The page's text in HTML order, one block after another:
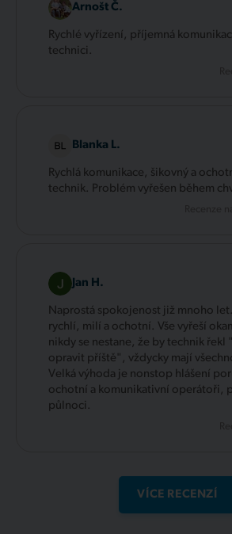
Arnošt Č.
Rychlé vyřízení, příjemná
technici.
Blanka L.
Rychlá komunikace, šikovný a
technik. Problém vyřešen během
Jan H.
Naprostá spokojenost již mnoho
rychlí, milí a ochotní. Vše vyřeší
nikdy se nestane, že by technik řekl
opravit příště", vždycky mají
Velká výhoda je nonstop hlášení
ochotní a komunikativní operátoři,
půlnoci.
VÍCE RECENZÍ